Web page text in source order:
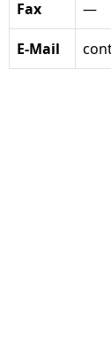
Fax —
E-Mail